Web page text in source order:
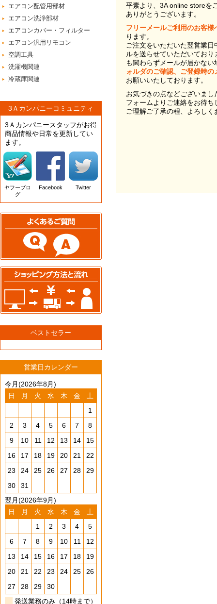
エアコン配管用部材
エアコン洗浄部材
エアコンカバー・フィルター
エアコン汎用リモコン
空調工具
洗濯機関連
冷蔵庫関連
3Ａカンパニーコミュニティ
3Ａカンパニースタッフがお得
商品情報や日常を更新してい
ます。
ヤフーブロ
グ
Facebook Twitter
ベストセラー
営業日カレンダー
今月(2026年8月)
日
月 火 水 木 金
土
1
2
3 4 5 6 7
8
9
10 11 12 13 14
15
16
17 18 19 20 21
22
23
24 25 26 27 28
29
30
31
翌月(2026年9月)
日
月 火 水 木 金
土
1
2 3 4
5
6
7 8 9 10 11
12
13
14 15 16 17 18
19
20
21 22 23 24 25
26
27
28 29
30
発送業務のみ（14時まで）
平素より、3A online storeを
ありがとうございます。
フリーメールご利用のお客様
ります。
ご注文をいただいた翌営業
ルを送らせていただいてお
も関わらずメールが届かない
ォルダのご確認、ご登録時
お願いいたしております。
お気づきの点などございま
フォームよりご連絡をお待ち
ご理解ご了承の程、よろし